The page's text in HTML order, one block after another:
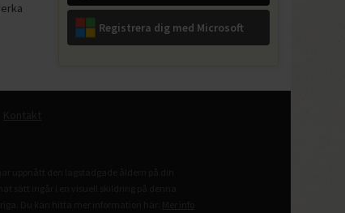
Registrera dig med Microsoft